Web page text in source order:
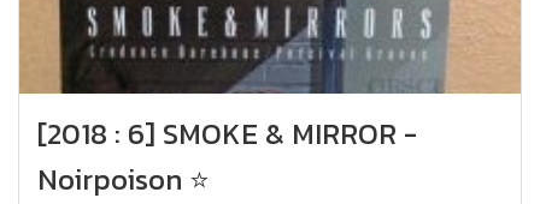
[2018 : 6] SMOKE & MIRROR -
Noirpoison ⭐